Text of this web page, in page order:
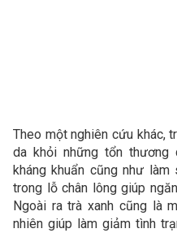
Theo một nghiên cứu khác,
da khỏi những tổn thương
kháng khuẩn cũng như
trong lỗ chân lông giúp
Ngoài ra trà xanh cũng là
nhiên giúp làm giảm tình